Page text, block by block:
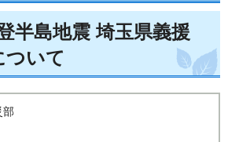
半島地震 埼玉県義援
ついて
部